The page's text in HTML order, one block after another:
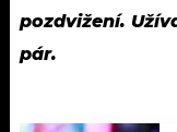
pozdvižení.
pár.